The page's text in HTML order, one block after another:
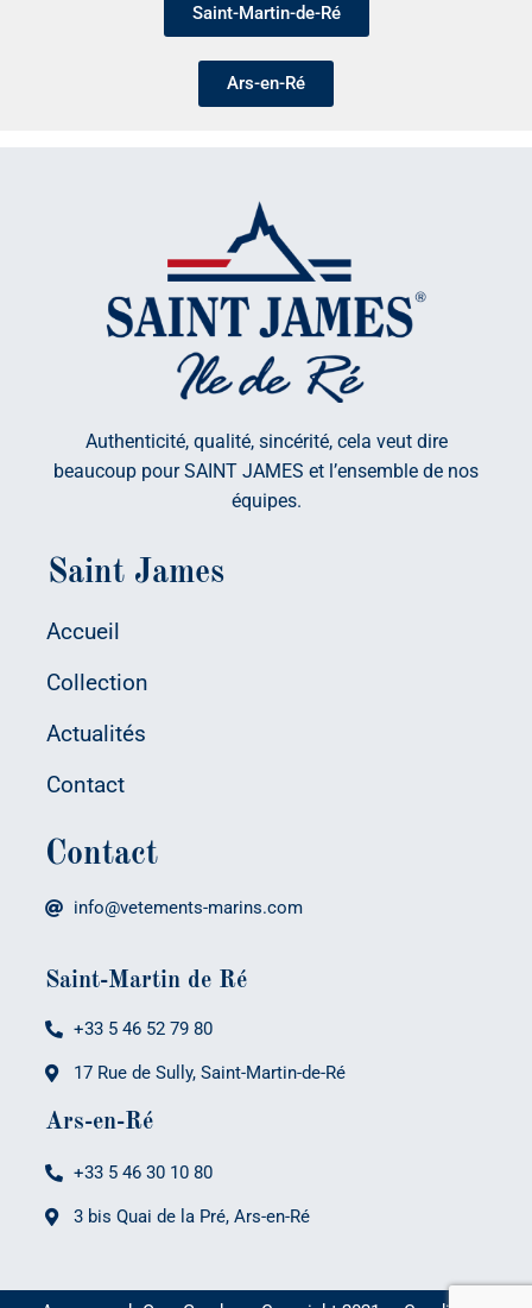
Saint-Martin-de-Ré
Ars-en-Ré
Authenticité, qualité, sincérité, cela veut dire
beaucoup pour SAINT JAMES et l’ensemble de nos
équipes.
Saint James
Accueil
Collection
Actualités
Contact
Contact
info@vetements-marins.com
Saint-Martin de Ré
+33 5 46 52 79 80
17 Rue de Sully, Saint-Martin-de-Ré
Ars-en-Ré
+33 5 46 30 10 80
3 bis Quai de la Pré, Ars-en-Ré